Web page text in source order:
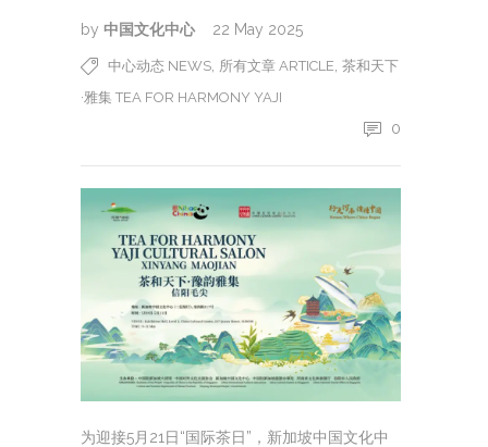
by 中国文化中心 22 May 2025
中心动态 NEWS 所有文章 ARTICLE 茶和天下
·雅集 TEA FOR HARMONY YAJI
0
为迎接5月21日“国际茶日”，新加坡中国文化中